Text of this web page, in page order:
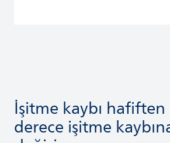
İşitme kaybı
derece işitme